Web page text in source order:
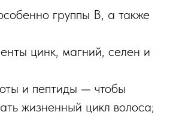
группы B, а также
цинк, магний, селен и
и пептиды — чтобы
жизненный цикл волоса;